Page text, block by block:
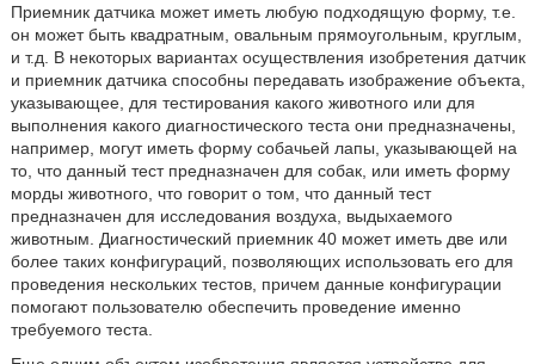
Приемник датчика может иметь любую подходящую форму, т.е.
он может быть квадратным, овальным прямоугольным, круглым,
и т.д. В некоторых вариантах осуществления изобретения датчик
и приемник датчика способны передавать изображение объекта,
указывающее, для тестирования какого животного или для
выполнения какого диагностического теста они предназначены,
например, могут иметь форму собачьей лапы, указывающей на
то, что данный тест предназначен для собак, или иметь форму
морды животного, что говорит о том, что данный тест
предназначен для исследования воздуха, выдыхаемого
животным. Диагностический приемник 40 может иметь две или
более таких конфигураций, позволяющих использовать его для
проведения нескольких тестов, причем данные конфигурации
помогают пользователю обеспечить проведение именно
требуемого теста.